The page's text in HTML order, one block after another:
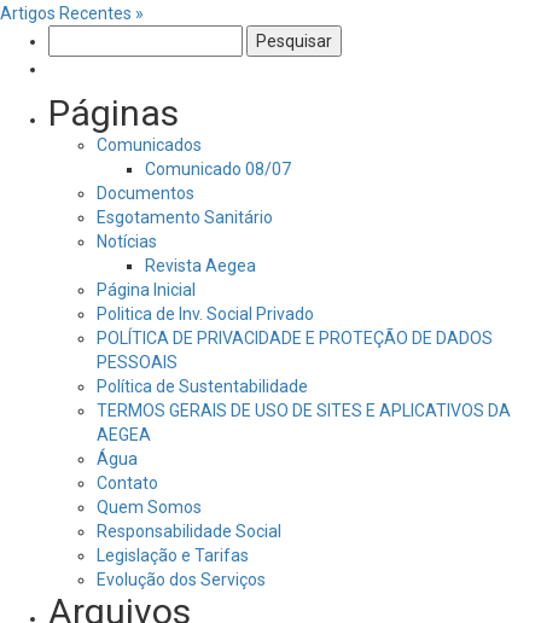
Artigos Recentes »
por:
Páginas
Comunicados
Comunicado 08/07
Documentos
Esgotamento Sanitário
Notícias
Revista Aegea
Página Inicial
Politica de Inv. Social Privado
POLÍTICA DE PRIVACIDADE E PROTEÇÃO DE DADOS
PESSOAIS
Política de Sustentabilidade
TERMOS GERAIS DE USO DE SITES E APLICATIVOS DA
AEGEA
Água
Contato
Quem Somos
Responsabilidade Social
Legislação e Tarifas
Evolução dos Serviços
Arquivos